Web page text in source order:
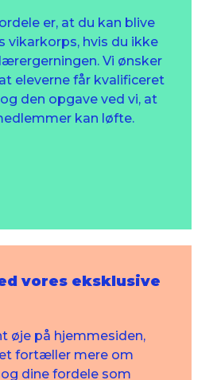
er, at du kan blive
vikarkorps, hvis du ikke
Vi ønsker
eleverne får kvalificeret
den opgave ved vi, at
kan løfte.
vores eksklusive
øje på hjemmesiden,
fortæller mere om
dine fordele som